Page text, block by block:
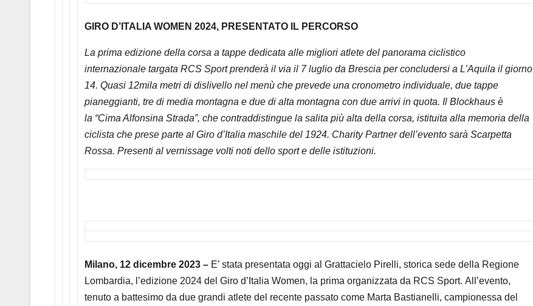
GIRO D’ITALIA WOMEN 2024, PRESENTATO IL PERCORSO
La prima edizione della corsa a tappe dedicata alle migliori atlete del panorama ciclistico
internazionale targata RCS Sport prenderà il via il 7 luglio da Brescia per concludersi a L’Aquila il giorno
14. Quasi 12mila metri di dislivello nel menù che prevede una cronometro individuale, due tappe
pianeggianti, tre di media montagna e due di alta montagna con due arrivi in quota. Il Blockhaus è
la “Cima Alfonsina Strada”, che contraddistingue la salita più alta della corsa, istituita alla memoria della
ciclista che prese parte al Giro d’Italia maschile del 1924. Charity Partner dell’evento sarà Scarpetta
Rossa. Presenti al vernissage volti noti dello sport e delle istituzioni.
Milano, 12 dicembre 2023 –E’ stata presentata oggi al Grattacielo Pirelli, storica sede della Regione
Lombardia, l’edizione 2024 del Giro d’Italia Women, la prima organizzata da RCS Sport. All’evento,
tenuto a battesimo da due grandi atlete del recente passato come Marta Bastianelli, campionessa del